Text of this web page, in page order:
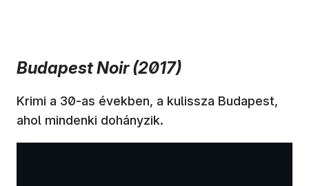
Budapest Noir (2017)
Krimi a 30-as években, a kulissza Budapest,
ahol mindenki dohányzik.